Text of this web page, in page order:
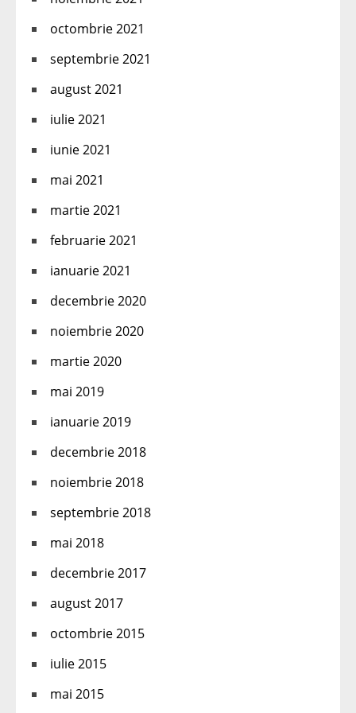
octombrie 2021
septembrie 2021
august 2021
iulie 2021
iunie 2021
mai 2021
martie 2021
februarie 2021
ianuarie 2021
decembrie 2020
noiembrie 2020
martie 2020
mai 2019
ianuarie 2019
decembrie 2018
noiembrie 2018
septembrie 2018
mai 2018
decembrie 2017
august 2017
octombrie 2015
iulie 2015
mai 2015